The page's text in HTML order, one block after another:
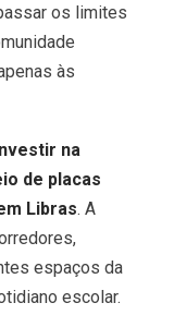
os limites
às
na
de placas
Libras. A
espaços da
escolar.